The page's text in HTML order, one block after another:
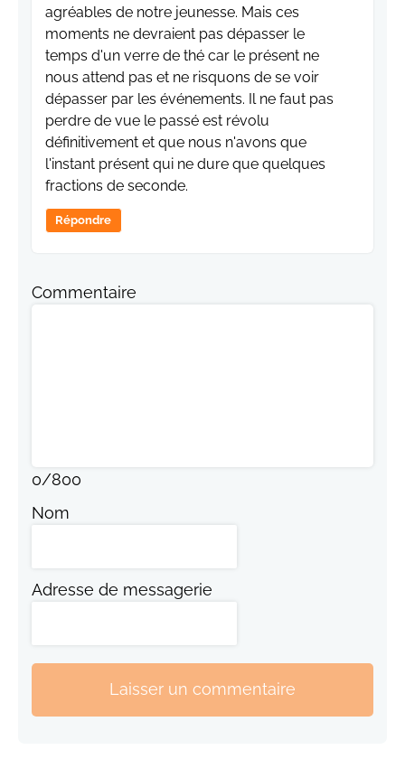
agréables de notre jeunesse. Mais ces
moments ne devraient pas dépasser le
temps d'un verre de thé car le présent ne
nous attend pas et ne risquons de se voir
dépasser par les événements. Il ne faut pas
perdre de vue le passé est révolu
définitivement et que nous n'avons que
l'instant présent qui ne dure que quelques
fractions de seconde.
Répondre
Commentaire
0/800
Nom
Adresse de messagerie
Laisser un commentaire